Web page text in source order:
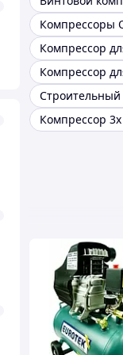
Компрессоры